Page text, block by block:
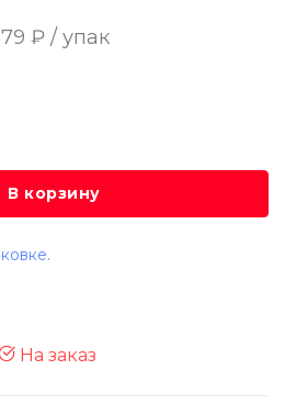
₽ / упак
В корзину
На заказ